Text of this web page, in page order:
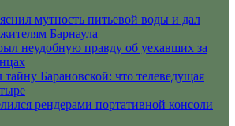
мутность питьевой воды и дал
Барнаула
неудобную правду об уехавших за
Барановской: что телеведущая
рендерами портативной консоли